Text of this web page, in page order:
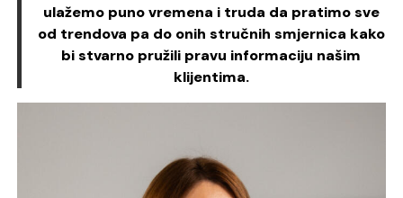
ulažemo puno vremena i truda da pratimo sve
od trendova pa do onih stručnih smjernica kako
bi stvarno pružili pravu informaciju našim
klijentima.